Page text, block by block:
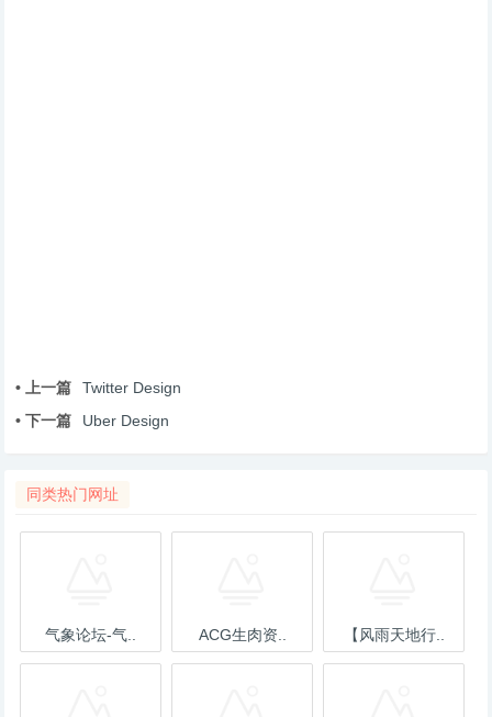
• 上一篇
Twitter Design
• 下一篇
Uber Design
同类热门网址
气象论坛-气.. ACG生肉资.. 【风雨天地行..